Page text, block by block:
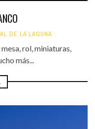
DE LA LAGUNA
rol, miniaturas,
más...